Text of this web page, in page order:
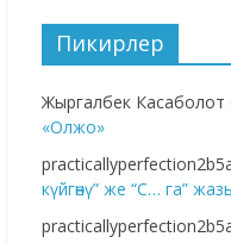
Пикирлер
Жыргалбек Касаболот
«Олжо»
күйгөнү” же “С… га”